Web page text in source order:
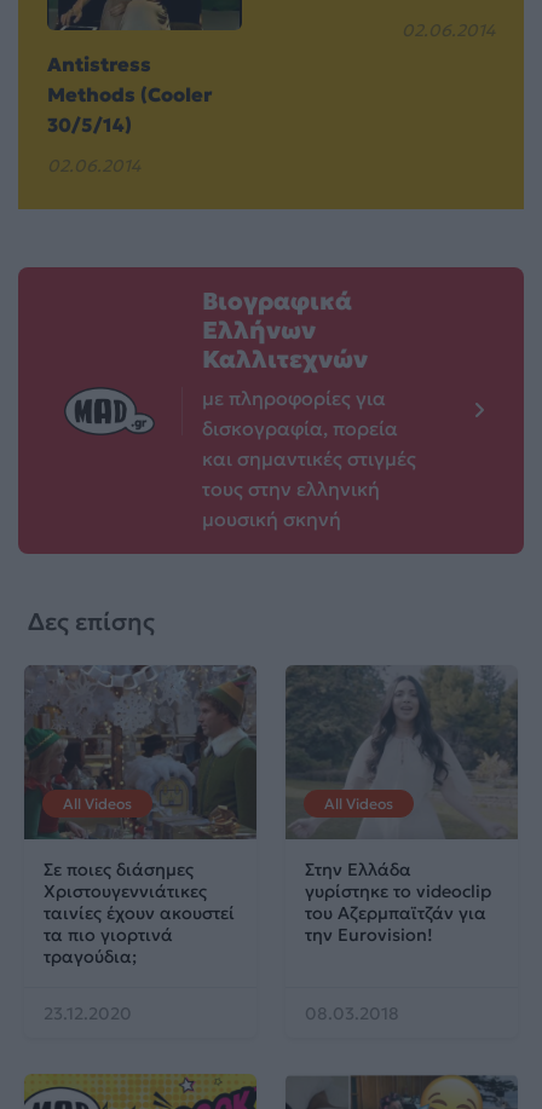
Antistress
Methods (Cooler
30/5/14)
02.06.2014
02.06.2014
Βιογραφικά
Ελλήνων
Καλλιτεχνών
με πληροφορίες για
δισκογραφία, πορεία
και σημαντικές στιγμές
τους στην ελληνική
μουσική σκηνή
Δες επίσης
All Videos
Σε ποιες διάσημες
Χριστουγεννιάτικες
ταινίες έχουν ακουστεί
τα πιο γιορτινά
τραγούδια;
23.12.2020
All Videos
Στην Ελλάδα
γυρίστηκε το videoclip
του Αζερμπαϊτζάν για
την Eurovision!
08.03.2018